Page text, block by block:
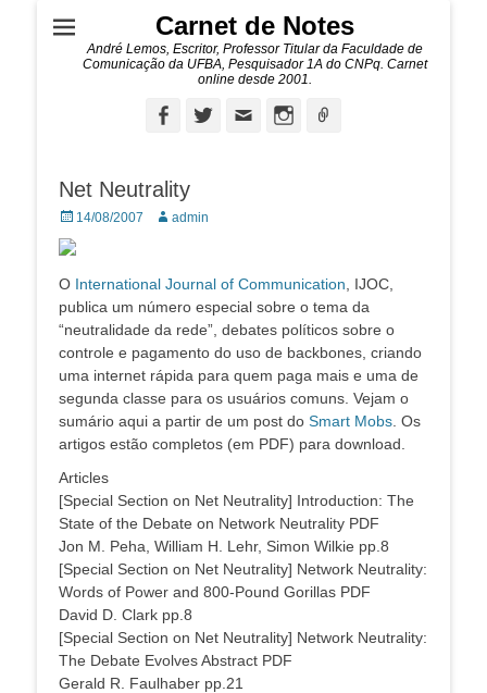
Carnet de Notes
André Lemos, Escritor, Professor Titular da Faculdade de
Comunicação da UFBA, Pesquisador 1A do CNPq. Carnet
online desde 2001.
FacebookTwitterEmail Instagram
Net Neutrality
Posted
on
14/08/2007 Autor:admin
O International Journal of Communication , IJOC,
publica um número especial sobre o tema da
“neutralidade da rede”, debates políticos sobre o
controle e pagamento do uso de backbones, criando
uma internet rápida para quem paga mais e uma de
segunda classe para os usuários comuns. Vejam o
sumário aqui a partir de um post do Smart Mobs . Os
artigos estão completos (em PDF) para download.
Articles
[Special Section on Net Neutrality] Introduction: The
State of the Debate on Network Neutrality PDF
Jon M. Peha, William H. Lehr, Simon Wilkie pp.8
[Special Section on Net Neutrality] Network Neutrality:
Words of Power and 800-Pound Gorillas PDF
David D. Clark pp.8
[Special Section on Net Neutrality] Network Neutrality:
The Debate Evolves Abstract PDF
Gerald R. Faulhaber pp.21